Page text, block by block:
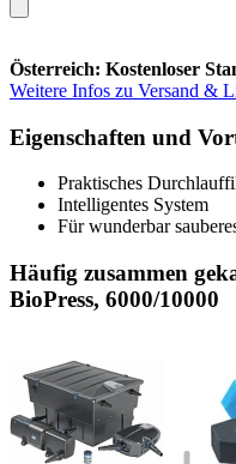
Österreich: Kostenloser
Weitere Infos zu Versand &
Eigenschaften und
Praktisches
Intelligentes System
Für wunderbar
Häufig zusammen
BioPress, 6000/10000